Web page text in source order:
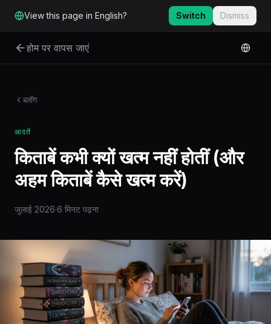
View this page in English? Switch Dismiss
होम पर वापस जाएं
ब्लॉग
आदतें
किताबें कभी क्यों खत्म नहीं होतीं (और
अहम किताबें कैसे खत्म करें)
जुलाई 2026·6 मिनट पढ़ना